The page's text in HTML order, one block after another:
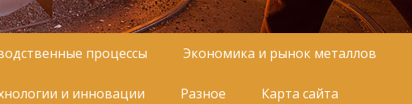
процессы Экономика и рынок металлов
и инновации Разное Карта сайта